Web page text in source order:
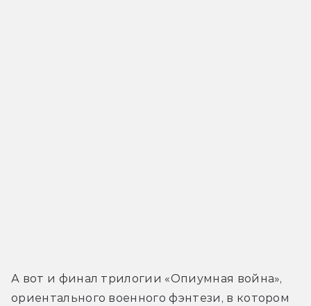
А вот и финал трилогии «Опиумная война»,
ориентального военного фэнтези, в котором